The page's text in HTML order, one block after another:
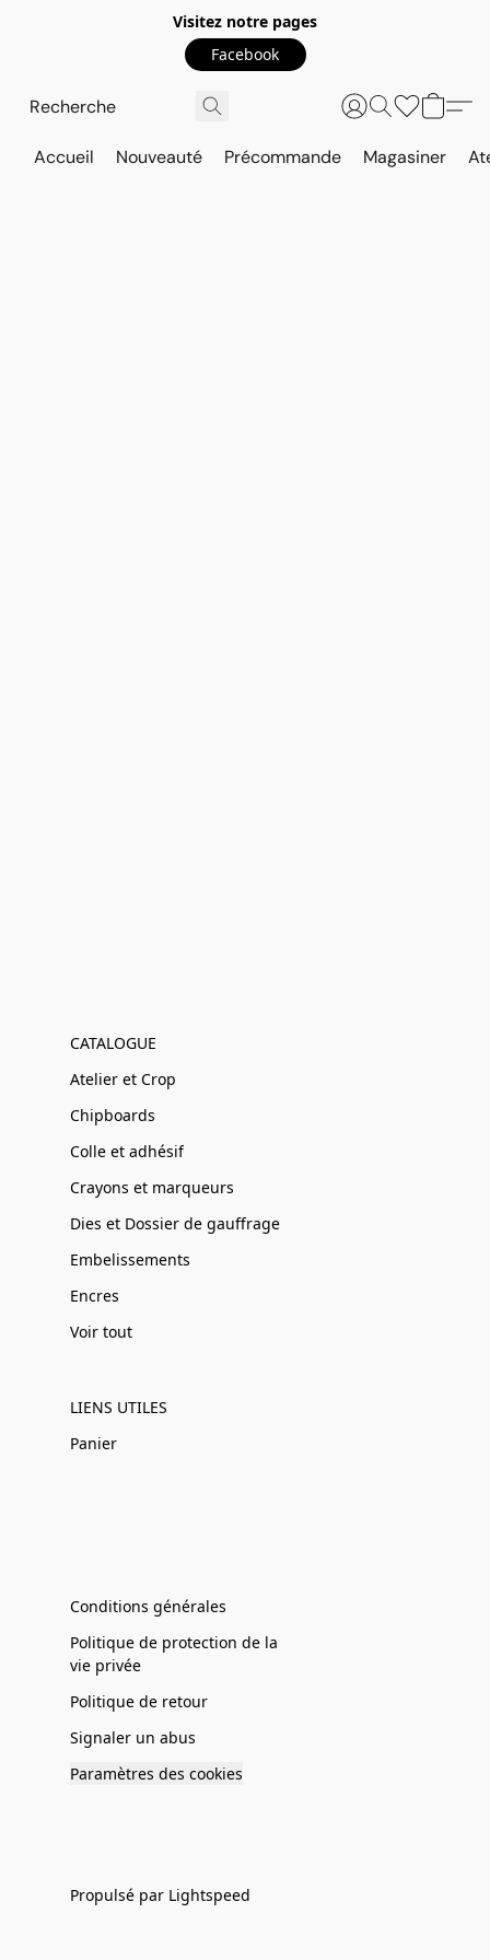
Visitez notre pages
Facebook
Accueil Nouveauté Précommande Magasiner
CATALOGUE
Atelier et Crop
Chipboards
Colle et adhésif
Crayons et marqueurs
Dies et Dossier de gauffrage
Embelissements
Encres
Voir tout
LIENS UTILES
Panier
Conditions générales
Politique de protection de la
vie privée
Politique de retour
Signaler un abus
Paramètres des cookies
Propulsé par Lightspeed